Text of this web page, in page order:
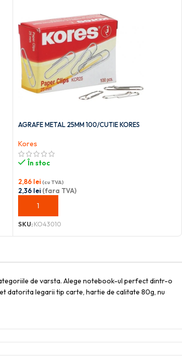
AGRAFE METAL 25MM 100/CUTIE KORES
Kores
În stoc
2,86 lei (cu TVA)
2,36 lei(fara TVA)
ADAUGĂ ÎN COȘ
SKU:KO43010
de varsta. Alege notebook-ul perfect dintr-o
datorita legarii tip carte, hartie de calitate 80g, nu